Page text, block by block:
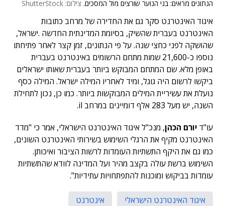
הנתונים מראים: בני הנוער שורצים מול המסכים. צילום: ShutterStock
איגוד האינטרנט סקר גם את החדירה של מרחב כתובות
האינטרנט בעברית שהשיק, בסיומת המדינתית החדשה .ישראל,
שהושקה לפני כחצי שנה. על פי הנתונים, זמן קצר לאחר פתיחתו
נוספו כ-21,600 שמות מתחם הרשומים באינטרנט בעברית
באופן מלא. שם המתחם המבוקש ביותר בעברית שאותו ישראלים
ביקשו לרשום היה גוגל, ומיד לאחריו המילה ישראל. המילה כסף
נועלת את עשיריית המילים המבוקשות ביותר. כמו כן, נכון לתחילת
השנה, יש מעל 283 אלף דומיינים במרחב il.
עו"ד יורם הכהן, מנכ"ל איגוד האינטרנט הישראלי, אמר כי "מדד
האינטרנט מקיף את הרגלי השימוש בשירותי האינטרנט השונים,
כמו גם את היקף התשתיות העומדות לרשות הציבור ואיכותן.
השימוש ברשת עולה בקצב מהיר ועל המדינה לוודא שהתשתיות
עומדות בביקוש ומוכנות להתפתחויות עתידיות".
איגוד האינטרנט הישראלי
אינטרנט